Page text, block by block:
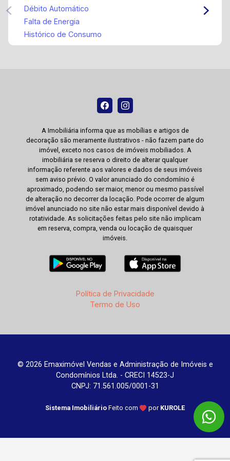
Débito Automático
Falta de Energia
Histórico de Consumo
A Imobiliária informa que as mobílias e artigos de
decoração são meramente ilustrativos - não fazem parte do
imóvel, exceto nos casos de imóveis mobiliados. A
imobiliária se reserva o direito de alterar qualquer
informação referente aos valores e dados de seus imóveis
sem aviso prévio. O valor anunciado do condomínio é
aproximado, podendo ser maior, menor ou mesmo passível
de alteração no decorrer da locação. Pode ocorrer de algum
imóvel anunciado no site não estar mais disponível devido à
rotatividade. As solicitações feitas pelo site não implicam
em reserva, compra, venda ou locação de quaisquer
imóveis.
Política de Privacidade
Termo de Uso
© 2026 Emaximóvel Vendas e Administração de Imóveis e
Condomínios Ltda. - CRECI 14523-J
CNPJ: 71.561.005/0001-31
Sistema Imobiliário Feito com por KUROLE